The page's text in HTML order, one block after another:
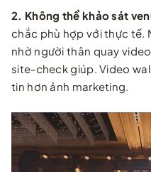
2. Không thể khảo sát
chắc phù hợp với thực tế.
nhờ người thân quay
site-check giúp. Video
tin hơn ảnh marketing.